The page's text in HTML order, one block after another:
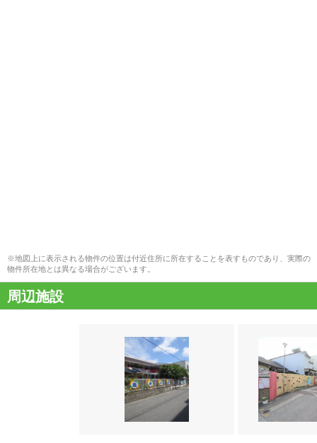
※地図上に表示される物件の位置は付近住所に所在することを表すものであり、実際の
物件所在地とは異なる場合がございます。
周辺施設